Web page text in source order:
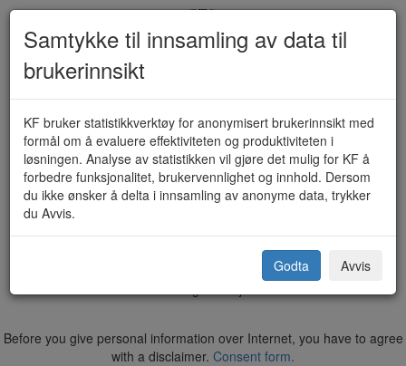
Melding om overnatting (KF-531-
1505)
Vi anbefaler Google Chrome, Mozilla Firefox eller Safari ved bruk
Before you give personal information over Internet, you have to agree
with a disclaimer. Consent form.
Samtykke til innsamling av data til
brukerinnsikt
KF bruker statistikkverktøy for anonymisert brukerinnsikt med
formål om å evaluere effektiviteten og produktiviteten i
løsningen. Analyse av statistikken vil gjøre det mulig for KF å
forbedre funksjonalitet, brukervennlighet og innhold. Dersom
du ikke ønsker å delta i innsamling av anonyme data, trykker
du Avvis.
Godta Avvis